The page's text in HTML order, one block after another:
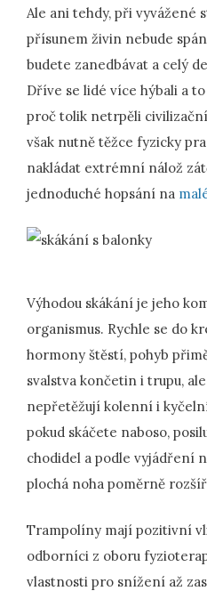
Ale ani tehdy, při vyvážené
přísunem živin nebude
budete zanedbávat a celý
Dříve se lidé více hýbali a
proč tolik netrpěli
však nutně těžce fyzicky
nakládat extrémní nálož
jednoduché hopsání na
Výhodou skákání je jeho
organismus. Rychle se do
hormony štěstí, pohyb
svalstva končetin i trupu,
nepřetěžují kolenní i
pokud skáčete naboso,
chodidel a podle vyjádření
plochá noha poměrně
Trampolíny mají pozitivní
odborníci z oboru
vlastnosti pro snížení až